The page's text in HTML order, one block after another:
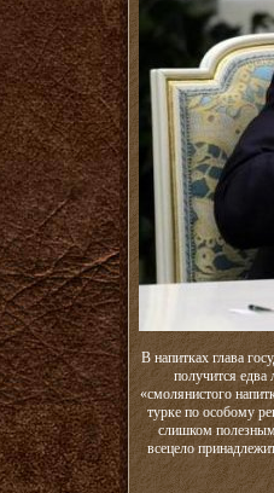
В напитках глава
получится
«смолянистого
турке по особому
слишком
всецело